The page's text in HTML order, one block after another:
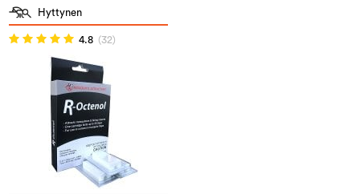
Hyttynen
4.8 (32)